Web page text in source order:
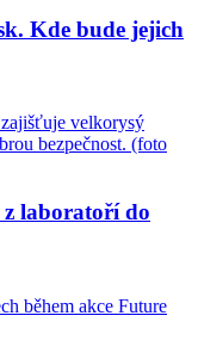
Kde bude jejich
z laboratoří do